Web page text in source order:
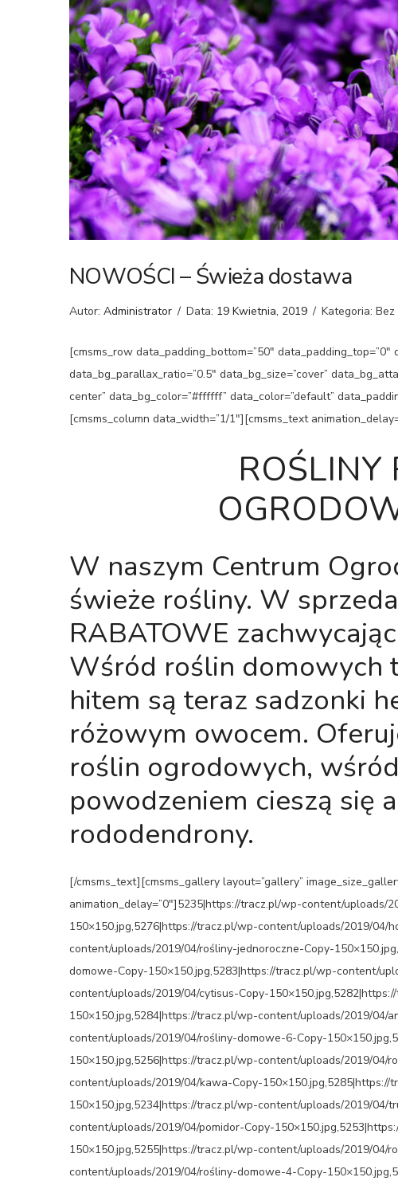
NOWOŚCI – Świeża dostawa
Autor: Administrator / Data: 19 Kwietnia, 2019 / Kategoria:
[cmsms_row data_padding_bottom=”50″
data_bg_parallax_ratio=”0.5″ data_bg_size=”cover”
center” data_bg_color=”#ffffff” data_color=”default”
[cmsms_column data_width=”1/1″][cmsms_text
ROŚLINY
W naszym Centrum
świeże rośliny. W
RABATOWE
Wśród roślin domowych
hitem są teraz sadzonki
różowym owocem.
roślin ogrodowych,
powodzeniem cieszą się
rododendrony.
[/cmsms_text][cmsms_gallery layout=”gallery”
animation_delay=”0″]5235|https://tracz.pl/wp-content/uploads/
150×150.jpg,5276|https://tracz.pl/wp-content/uploads/2019/
content/uploads/2019/04/rośliny-jednoroczne-Copy-
domowe-Copy-150×150.jpg,5283|https://tracz.pl/wp-content/
content/uploads/2019/04/cytisus-Copy-
150×150.jpg,5284|https://tracz.pl/wp-content/uploads/2019/04/
content/uploads/2019/04/rośliny-domowe-6-Copy-
150×150.jpg,5256|https://tracz.pl/wp-content/uploads/2019/
content/uploads/2019/04/kawa-Copy-
150×150.jpg,5234|https://tracz.pl/wp-content/uploads/2019/
content/uploads/2019/04/pomidor-Copy-
150×150.jpg,5255|https://tracz.pl/wp-content/uploads/2019/
content/uploads/2019/04/rośliny-domowe-4-Copy-